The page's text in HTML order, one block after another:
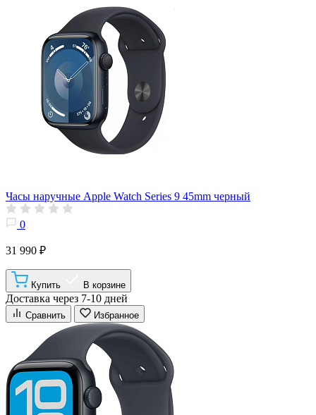
Часы наручные Apple Watch Series 9 45mm черный
0
31 990 ₽
Купить В корзине
Доставка через 7-10 дней
Сравнить Избранное